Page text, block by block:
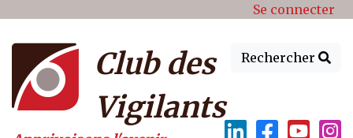
Menu du compte de Se connecter
Rechercher
Club des
Vigilants